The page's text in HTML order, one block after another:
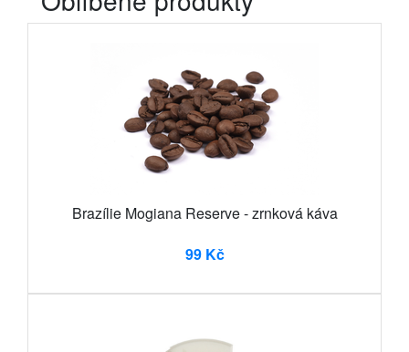
Brazílie Mogiana Reserve - zrnková káva
99 Kč